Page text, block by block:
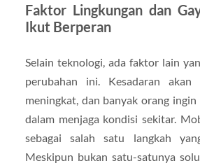
Faktor Lingkungan dan
Ikut Berperan
Selain teknologi, ada faktor lain
perubahan ini. Kesadaran akan
meningkat, dan banyak orang ingin
dalam menjaga kondisi sekitar.
sebagai salah satu langkah
Meskipun bukan satu-satunya